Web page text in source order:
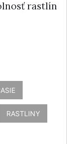
rastlín
RASTLINY